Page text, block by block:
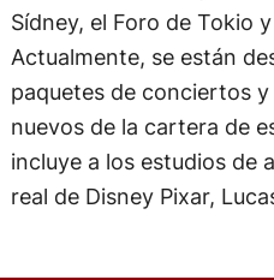
Sídney, el Foro de Tokio
Actualmente, se están
paquetes de conciertos
nuevos de la cartera de
incluye a los estudios de
real de Disney Pixar,